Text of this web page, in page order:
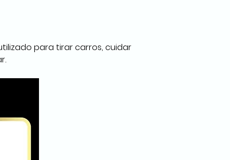
para tirar carros, cuidar